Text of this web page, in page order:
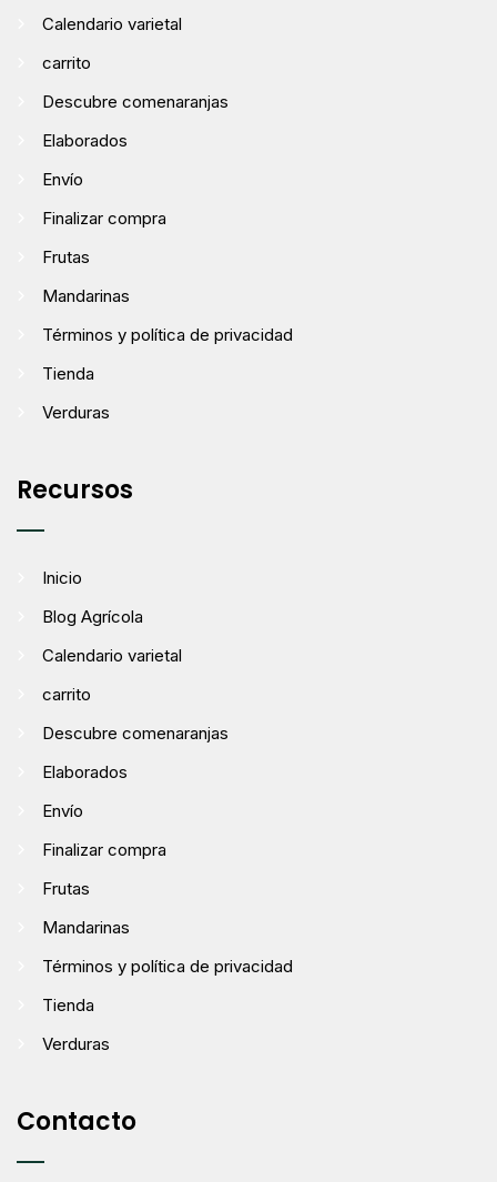
Calendario varietal
carrito
Descubre comenaranjas
Elaborados
Envío
Finalizar compra
Frutas
Mandarinas
Términos y política de privacidad
Tienda
Verduras
Recursos
Inicio
Blog Agrícola
Calendario varietal
carrito
Descubre comenaranjas
Elaborados
Envío
Finalizar compra
Frutas
Mandarinas
Términos y política de privacidad
Tienda
Verduras
Contacto